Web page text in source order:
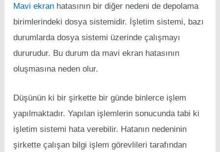
Mavi ekranhatasının bir diğer nedeni de depolama
birimlerindeki dosya sistemidir. İşletim sistemi, bazı
durumlarda dosya sistemi üzerinde çalışmayı
dururudur. Bu durum da mavi ekran hatasının
oluşmasına neden olur.
Düşünün ki bir şirkette bir günde binlerce işlem
yapılmaktadır. Yapılan işlemlerin sonucunda tabi ki
işletim sistemi hata verebilir. Hatanın nedeninin
şirkette çalışan bilgi işlem görevlileri tarafından